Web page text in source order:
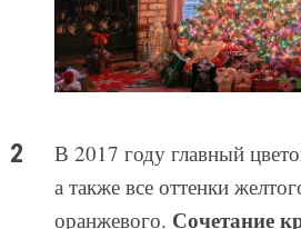
В 2017 году главный
а также все оттенки
оранжевого. Сочетание